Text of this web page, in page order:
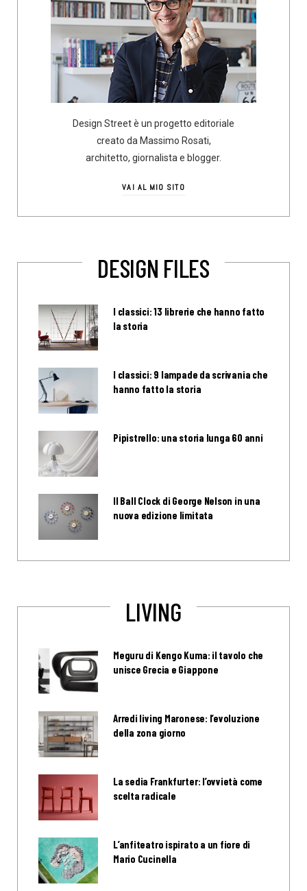
Design Street è un progetto editoriale
creato da Massimo Rosati,
architetto, giornalista e blogger.
VAI AL MIO SITO
DESIGN FILES
I classici: 13 librerie che hanno fatto
la storia
I classici: 9 lampade da scrivania che
hanno fatto la storia
Pipistrello: una storia lunga 60 anni
Il Ball Clock di George Nelson in una
nuova edizione limitata
LIVING
Meguru di Kengo Kuma: il tavolo che
unisce Grecia e Giappone
Arredi living Maronese: l’evoluzione
della zona giorno
La sedia Frankfurter: l’ovvietà come
scelta radicale
L’anfiteatro ispirato a un fiore di
Mario Cucinella